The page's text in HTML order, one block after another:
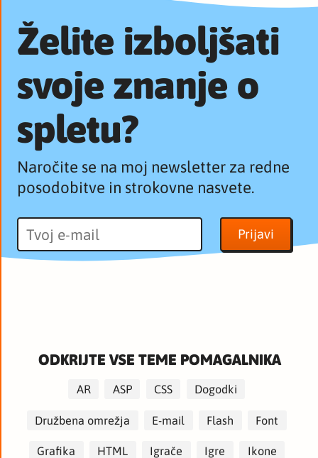
Želite izboljšati
svoje znanje o
spletu?
Naročite se na moj newsletter za redne
posodobitve in strokovne nasvete.
ODKRIJTE VSE TEME POMAGALNIKA
AR ASP CSS Dogodki
Družbena omrežja E-mail Flash Font
Grafika HTML Igrače Igre Ikone